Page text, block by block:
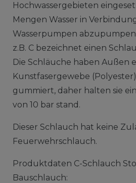
Hochwassergebieten
Mengen Wasser in
Wasserpumpen
z.B. C bezeichnet einen
Die Schläuche haben Außen
Kunstfasergewebe
gummiert, daher halten sie
von 10 bar stand.
Dieser Schlauch hat keine
Feuerwehrschlauch.
Produktdaten C-Schlauch
Bauschlauch: